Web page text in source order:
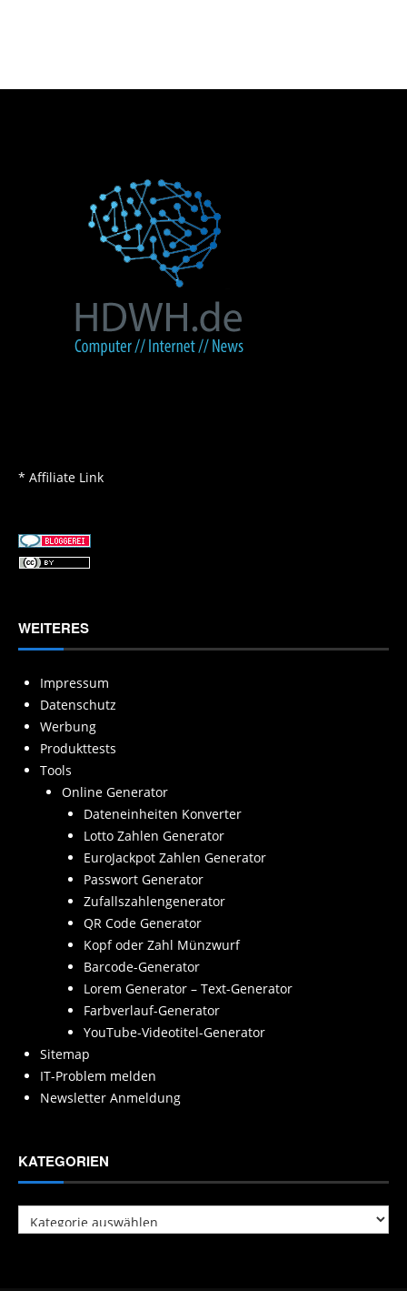
* Affiliate Link
WEITERES
Impressum
Datenschutz
Werbung
Produkttests
Tools
Online Generator
Dateneinheiten Konverter
Lotto Zahlen Generator
EuroJackpot Zahlen Generator
Passwort Generator
Zufallszahlengenerator
QR Code Generator
Kopf oder Zahl Münzwurf
Barcode-Generator
Lorem Generator – Text-Generator
Farbverlauf-Generator
YouTube-Videotitel-Generator
Sitemap
IT-Problem melden
Newsletter Anmeldung
KATEGORIEN
Kategorien